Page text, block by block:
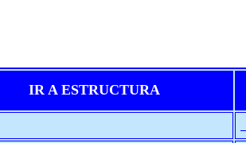
IR A ESTRUCTURA